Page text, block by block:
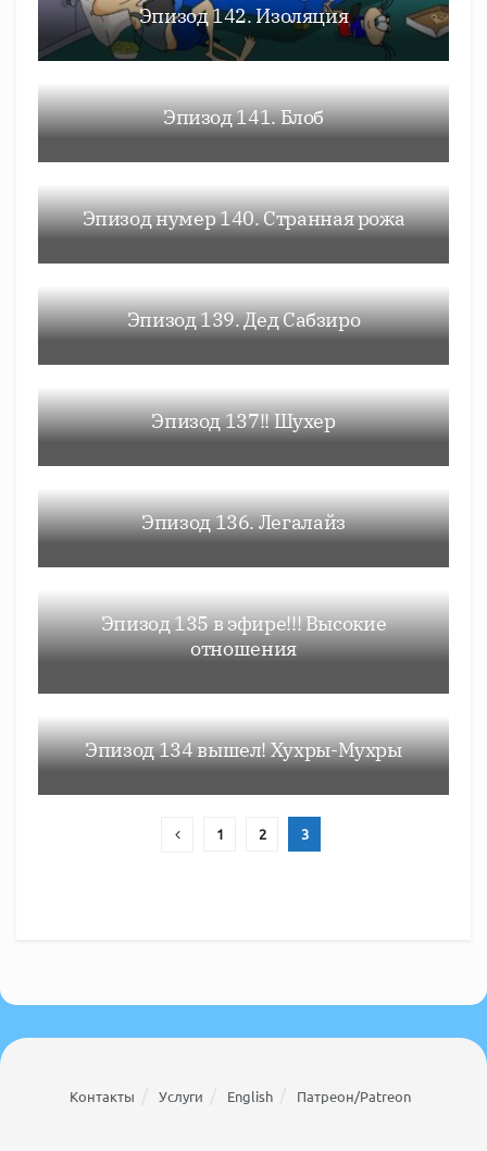
Эпизод 142. Изоляция
Эпизод 141. Блоб
Эпизод нумер 140. Странная рожа
Эпизод 139. Дед Сабзиро
Эпизод 137!! Шухер
Эпизод 136. Легалайз
Эпизод 135 в эфире!!! Высокие
отношения
Эпизод 134 вышел! Хухры-Мухры
1 2 3
Контакты Услуги English Патреон/Patreon